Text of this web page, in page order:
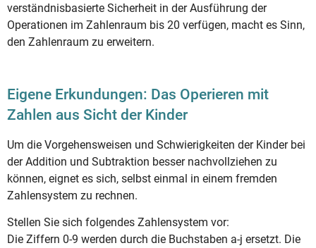
verständnisbasierte Sicherheit in der Ausführung der
Operationen im Zahlenraum bis 20 verfügen, macht es Sinn,
den Zahlenraum zu erweitern.
Eigene Erkundungen: Das Operieren mit
Zahlen aus Sicht der Kinder
Um die Vorgehensweisen und Schwierigkeiten der Kinder bei
der Addition und Subtraktion besser nachvollziehen zu
können, eignet es sich, selbst einmal in einem fremden
Zahlensystem zu rechnen.
Stellen Sie sich folgendes Zahlensystem vor:
Die Ziffern 0-9 werden durch die Buchstaben a-j ersetzt. Die